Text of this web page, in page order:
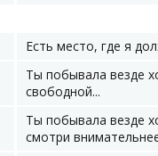
Есть место, где я
Ты побывала везде
свободной...
Ты побывала везде
смотри